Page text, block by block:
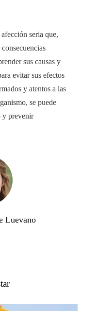
seria que,
sus causas y
evitar sus efectos
y atentos a las
se puede
y prevenir
Luevano